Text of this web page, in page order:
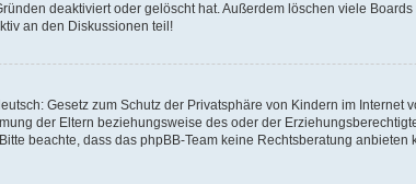
deaktiviert oder gelöscht hat. Außerdem löschen viele
an den Diskussionen teil!
Gesetz zum Schutz der Privatsphäre von Kindern im
der Eltern beziehungsweise des oder der
beachte, dass das phpBB-Team keine Rechtsberatung